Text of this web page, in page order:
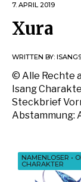
7. APRIL 2019
Xura
WRITTEN BY:
© Alle Rechte
Isang
Steckbrief
Abstammung:
NAMENLOSER •
CHARAKTER